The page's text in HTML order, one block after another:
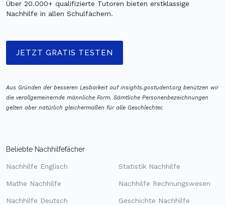
Über 20.000+ qualifizierte Tutoren bieten erstklassige
Nachhilfe in allen Schulfächern.
JETZT GRATIS TESTEN
Aus Gründen der besseren Lesbarkeit auf insights.gostudent.org benützen wir
die verallgemeinernde männliche Form. Sämtliche Personenbezeichnungen
gelten aber natürlich gleichermaßen für alle Geschlechter.
Beliebte Nachhilfefächer
Nachhilfe Englisch
Mathe Nachhilfe
Nachhilfe Deutsch
Statistik Nachhilfe
Nachhilfe Rechnungswesen
Geschichte Nachhilfe